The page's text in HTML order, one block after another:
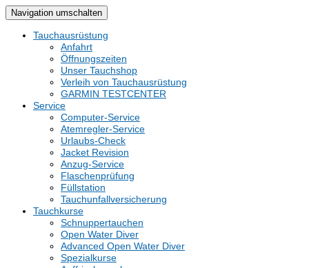
Navigation umschalten
Tauchausrüstung
Anfahrt
Öffnungszeiten
Unser Tauchshop
Verleih von Tauchausrüstung
GARMIN TESTCENTER
Service
Computer-Service
Atemregler-Service
Urlaubs-Check
Jacket Revision
Anzug-Service
Flaschenprüfung
Füllstation
Tauchunfallversicherung
Tauchkurse
Schnuppertauchen
Open Water Diver
Advanced Open Water Diver
Spezialkurse